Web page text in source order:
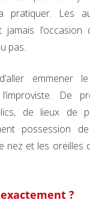
pratiquer. Les
jamais
pas.
d’aller emmener
De
de lieux de
possession
nez et les oreilles
exactement ?